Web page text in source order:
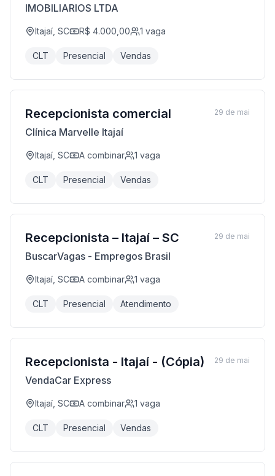
IMOBILIARIOS LTDA
Itajaí, SC R$ 4.000,00 1 vaga
CLT Presencial Vendas
Recepcionista comercial
Clínica Marvelle Itajaí
Itajaí, SC A combinar 1 vaga
CLT Presencial Vendas
29 de mai
Recepcionista – Itajaí – SC
BuscarVagas - Empregos Brasil
Itajaí, SC A combinar 1 vaga
CLT Presencial Atendimento
29 de mai
Recepcionista - Itajaí - (Cópia)
VendaCar Express
Itajaí, SC A combinar 1 vaga
CLT Presencial Vendas
29 de mai